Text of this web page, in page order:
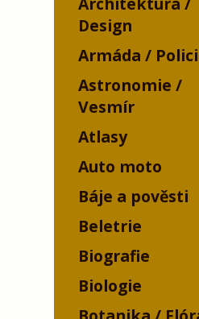
Design
Armáda /
Astronomie /
Vesmír
Atlasy
Auto moto
Báje a pověsti
Beletrie
Biografie
Biologie